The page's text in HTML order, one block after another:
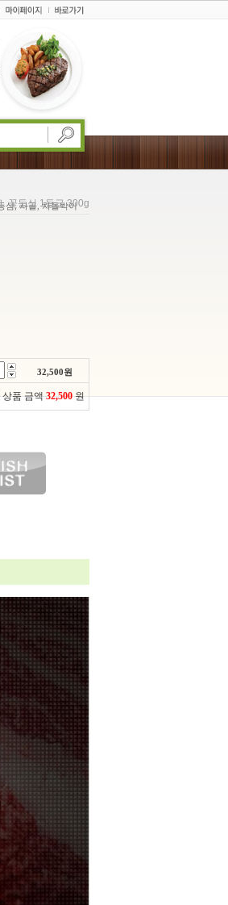
심, 사골, 차돌박이
꽃등심 1등급 300g
32,500원
상품 금액 32,500 원